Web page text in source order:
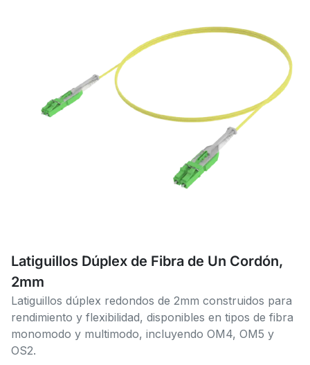
Latiguillos Dúplex de Fibra de Un Cordón,
2mm
Latiguillos dúplex redondos de 2mm construidos para
rendimiento y flexibilidad, disponibles en tipos de fibra
monomodo y multimodo, incluyendo OM4, OM5 y
OS2.